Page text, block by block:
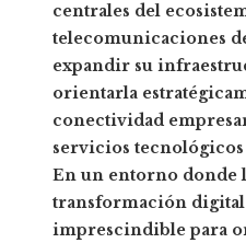
centrales del
telecomunicaciones
expandir su
orientarla
conectividad
servicios tecnológicos
En un entorno donde
transformación digital
imprescindible para